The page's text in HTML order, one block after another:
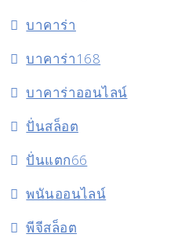
บาคาร่า
บาคาร่า168
บาคาร่าออนไลน์
ปั่นสล็อต
ปั่นแตก66
พนันออนไลน์
พีจีสล็อต